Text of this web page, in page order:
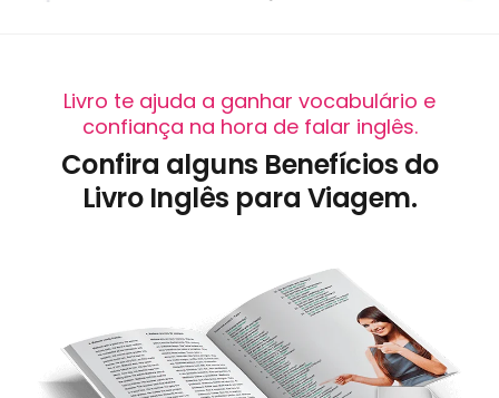
Livro te ajuda a ganhar vocabulário e
confiança na hora de falar inglês.
Confira alguns Benefícios do
Livro Inglês para Viagem.